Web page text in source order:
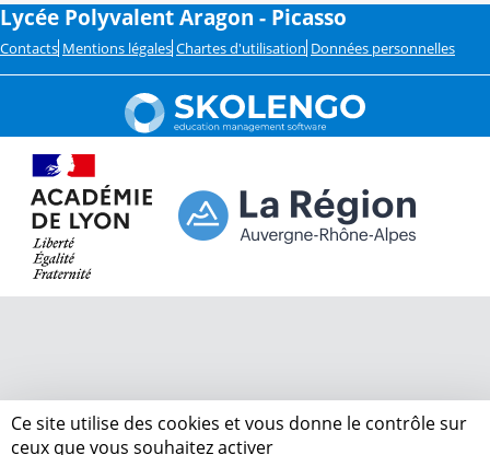
Lycée Polyvalent Aragon - Picasso
Contacts Mentions légales Chartes d'utilisation Données personnelles
Ce site utilise des cookies et vous donne le contrôle sur
ceux que vous souhaitez activer